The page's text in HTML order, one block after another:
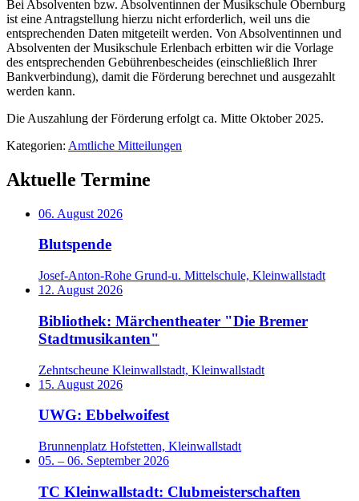
Bei Absolventen bzw. Absolventinnen der Musikschule Obernburg
ist eine Antragstellung hierzu nicht erforderlich, weil uns die
entsprechenden Daten mitgeteilt werden. Von Absolventinnen und
Absolventen der Musikschule Erlenbach erbitten wir die Vorlage
des entsprechenden Gebührenbescheides (einschließlich Ihrer
Bankverbindung), damit die Förderung berechnet und ausgezahlt
werden kann.
Die Auszahlung der Förderung erfolgt ca. Mitte Oktober 2025.
Kategorien: Amtliche Mitteilungen
Aktuelle Termine
06. August 2026
Blutspende
Josef-Anton-Rohe Grund-u. Mittelschule, Kleinwallstadt
12. August 2026
Bibliothek: Märchentheater "Die Bremer
Stadtmusikanten"
Zehntscheune Kleinwallstadt, Kleinwallstadt
15. August 2026
UWG: Ebbelwoifest
Brunnenplatz Hofstetten, Kleinwallstadt
05. – 06. September 2026
TC Kleinwallstadt: Clubmeisterschaften